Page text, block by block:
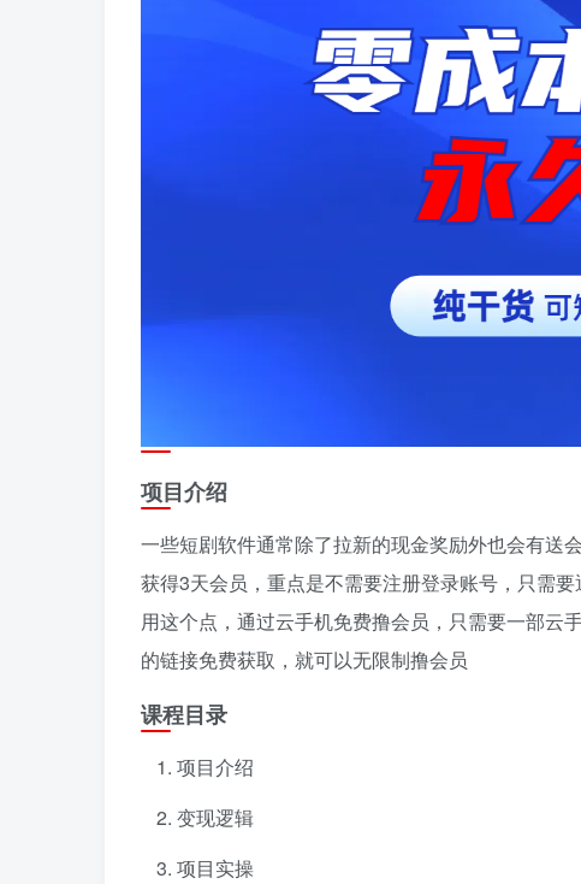
项目介绍
一些短剧软件通常除了拉新的现金奖励外也会有送
获得3天会员，重点是不需要注册登录账号，只需
用这个点，通过云手机免费撸会员，只需要一部云
的链接免费获取，就可以无限制撸会员
课程目录
项目介绍
变现逻辑
项目实操